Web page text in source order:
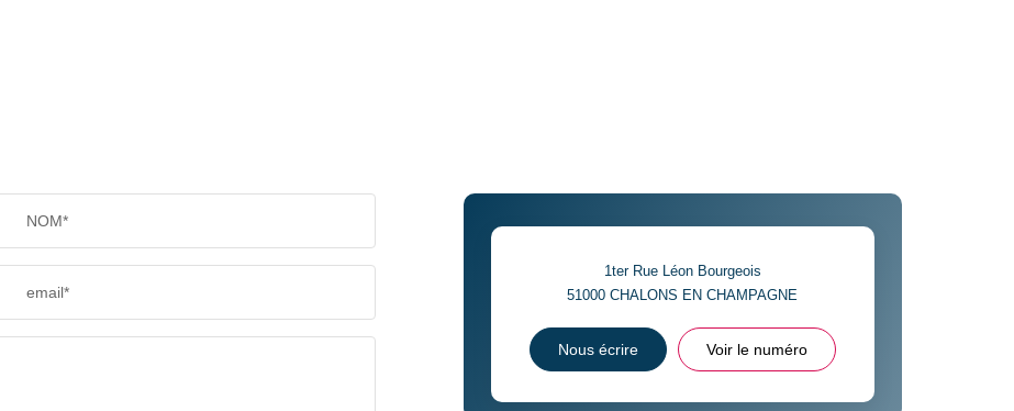
NOM*
email*
1ter Rue Léon Bourgeois
51000CHALONS EN CHAMPAGNE
Nous écrire Voir le numéro